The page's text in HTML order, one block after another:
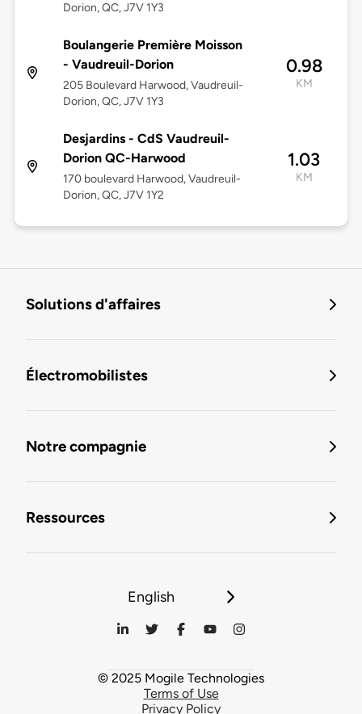
Dorion, QC, J7V 1Y3
Boulangerie Première Moisson
- Vaudreuil-Dorion
205 Boulevard Harwood, Vaudreuil-
Dorion, QC, J7V 1Y3
0.98
KM
Desjardins - CdS Vaudreuil-
Dorion QC-Harwood
170 boulevard Harwood, Vaudreuil-
Dorion, QC, J7V 1Y2
1.03
KM
Solutions d'affaires
Électromobilistes
Notre compagnie
Ressources
English
© 2025 Mogile Technologies
Terms of Use
Privacy Policy